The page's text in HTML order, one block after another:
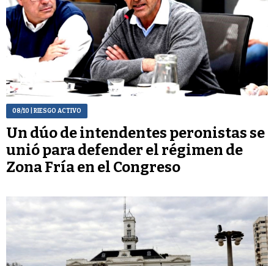
08/10 | RIESGO ACTIVO
Un dúo de intendentes peronistas se
unió para defender el régimen de
Zona Fría en el Congreso